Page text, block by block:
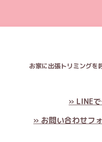
お家に出張トリミングを
» LINE
» お問い合わせフ